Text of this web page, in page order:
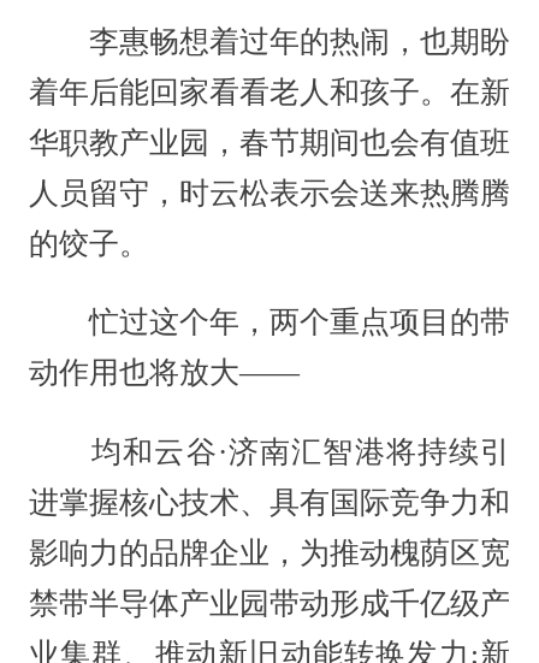
李惠畅想着过年的热闹，也期盼
着年后能回家看看老人和孩子。在新
华职教产业园，春节期间也会有值班
人员留守，时云松表示会送来热腾腾
的饺子。
忙过这个年，两个重点项目的带
动作用也将放大——
均和云谷·济南汇智港将持续引
进掌握核心技术、具有国际竞争力和
影响力的品牌企业，为推动槐荫区宽
禁带半导体产业园带动形成千亿级产
业集群、推动新旧动能转换发力;新